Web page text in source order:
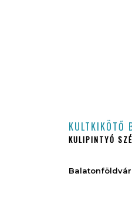
KULTKIKÖTŐ
KULIPINTYÓ